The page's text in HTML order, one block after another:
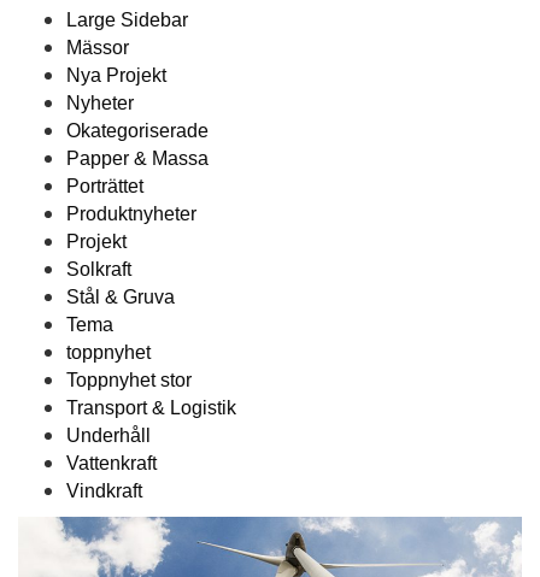
Large Sidebar
Mässor
Nya Projekt
Nyheter
Okategoriserade
Papper & Massa
Porträttet
Produktnyheter
Projekt
Solkraft
Stål & Gruva
Tema
toppnyhet
Toppnyhet stor
Transport & Logistik
Underhåll
Vattenkraft
Vindkraft